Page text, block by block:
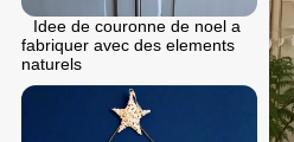
Idee de couronne de noel a
fabriquer avec des elements
naturels